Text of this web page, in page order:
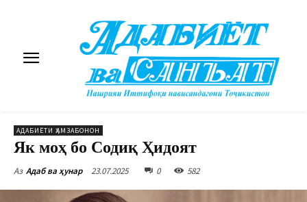
АДАБИЁТИ ҲАМЗАБОНОН
Як моҳ бо Содиқ Ҳидоят
Аз Адаб ва ҳунар 23.07.2025 0 582